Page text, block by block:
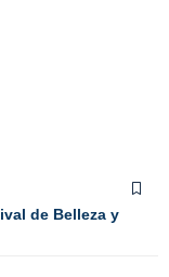
de Belleza y